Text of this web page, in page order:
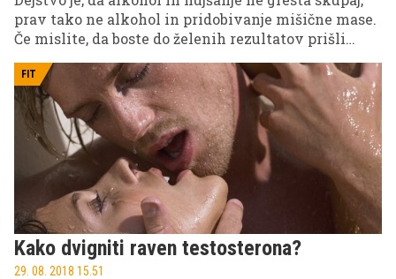
prav tako ne alkohol in pridobivanje mišične mase.
Če mislite, da boste do želenih rezultatov prišli
sladkim prigrizkom kot popivanju s prijatelji, živite
v zmoti. Alkohol ima že tako številne negativne
učinke na splošno zdravje, če pa ste v procesu
oblikovanja telesa, se mu nemudoma odpovejte.
FIT
Kako dvigniti raven testosterona?
29. 08. 2018 15.51